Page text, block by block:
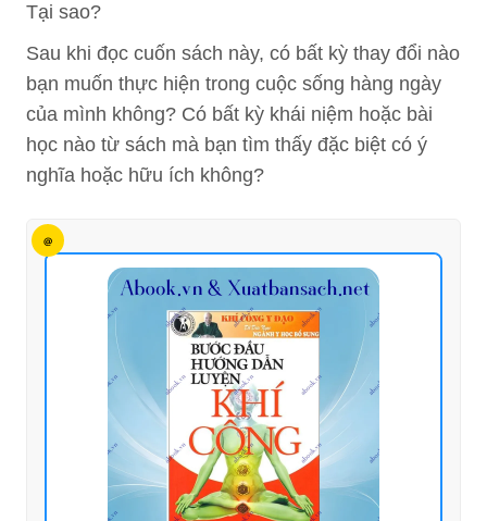
Tại sao?
Sau khi đọc cuốn sách này, có bất kỳ thay đổi nào
bạn muốn thực hiện trong cuộc sống hàng ngày
của mình không? Có bất kỳ khái niệm hoặc bài
học nào từ sách mà bạn tìm thấy đặc biệt có ý
nghĩa hoặc hữu ích không?
@